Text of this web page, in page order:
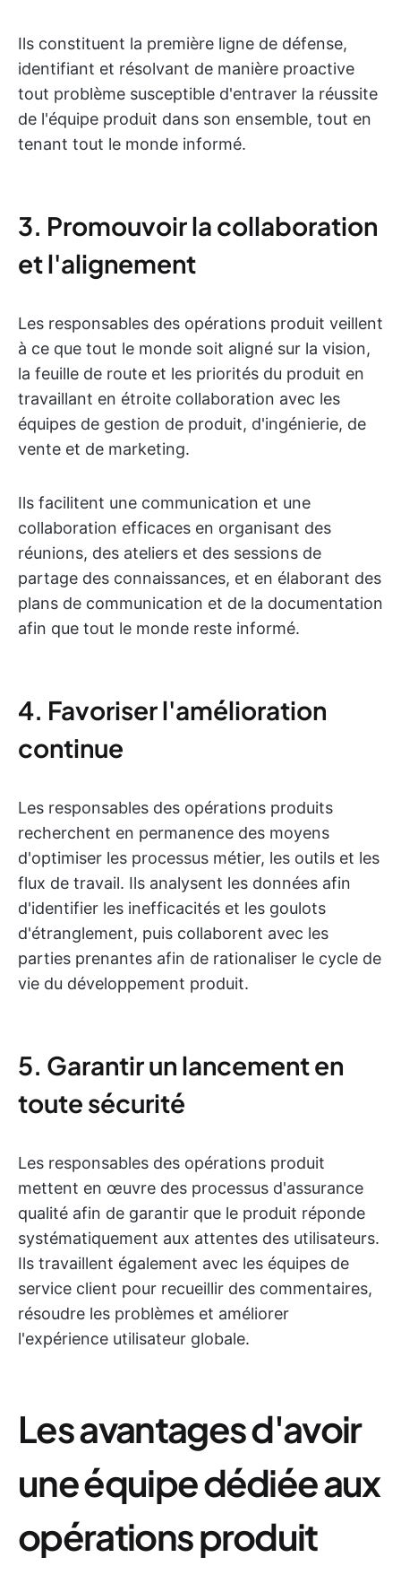
Ils constituent la première ligne de défense,
identifiant et résolvant de manière proactive
tout problème susceptible d'entraver la réussite
de l'équipe produit dans son ensemble, tout en
tenant tout le monde informé.
3. Promouvoir la collaboration
et l'alignement
Les responsables des opérations produit veillent
à ce que tout le monde soit aligné sur la vision,
la feuille de route et les priorités du produit en
travaillant en étroite collaboration avec les
équipes de gestion de produit, d'ingénierie, de
vente et de marketing.
Ils facilitent une communication et une
collaboration efficaces en organisant des
réunions, des ateliers et des sessions de
partage des connaissances, et en élaborant des
plans de communication et de la documentation
afin que tout le monde reste informé.
4. Favoriser l'amélioration
continue
Les responsables des opérations produits
recherchent en permanence des moyens
d'optimiser les processus métier, les outils et les
flux de travail. Ils analysent les données afin
d'identifier les inefficacités et les goulots
d'étranglement, puis collaborent avec les
parties prenantes afin de rationaliser le cycle de
vie du développement produit.
5. Garantir un lancement en
toute sécurité
Les responsables des opérations produit
mettent en œuvre des processus d'assurance
qualité afin de garantir que le produit réponde
systématiquement aux attentes des utilisateurs.
Ils travaillent également avec les équipes de
service client pour recueillir des commentaires,
résoudre les problèmes et améliorer
l'expérience utilisateur globale.
Les avantages d'avoir
une équipe dédiée aux
opérations produit